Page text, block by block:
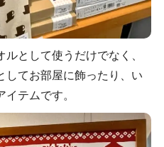
として使うだけでなく、
してお部屋に飾ったり、い
テムです。